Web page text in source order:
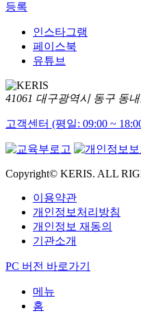
등록
인스타그램
페이스북
유튜브
41061 대구광역시 동구 동
고객센터 (평일: 09:00 ~
Copyright© KERIS. ALL
이용약관
개인정보처리방침
개인정보 재동의
기관소개
PC 버전 바로가기
메뉴
홈